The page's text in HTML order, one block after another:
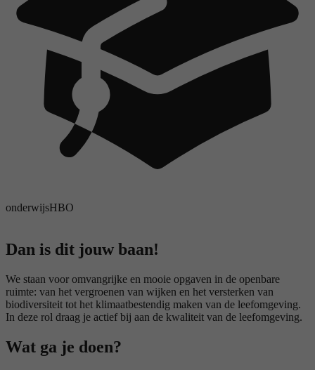
onderwijsHBO
Dan is dit jouw baan!
We staan voor omvangrijke en mooie opgaven in de openbare
ruimte: van het vergroenen van wijken en het versterken van
biodiversiteit tot het klimaatbestendig maken van de leefomgeving.
In deze rol draag je actief bij aan de kwaliteit van de leefomgeving.
Wat ga je doen?